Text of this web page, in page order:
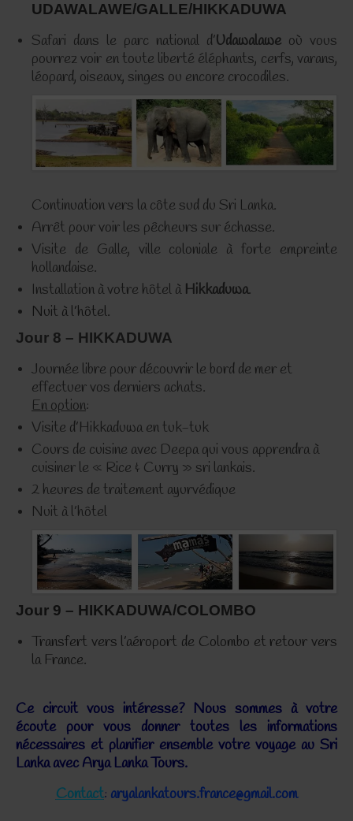
UDAWALAWE/GALLE/HIKKADUWA
Safari dans le parc national d’Udawalawe où vous
pourrez voir en toute liberté éléphants, cerfs, varans,
léopard, oiseaux, singes ou encore crocodiles.
Continuation vers la côte sud du Sri Lanka.
Arrêt pour voir les pêcheurs sur échasse.
Visite de Galle, ville coloniale à forte empreinte
hollandaise.
Installation à votre hôtel à Hikkaduwa.
Nuit à l’hôtel.
Jour 8 – HIKKADUWA
Journée libre pour découvrir le bord de mer et
effectuer vos derniers achats.
En option:
Visite d’Hikkaduwa en tuk-tuk
Cours de cuisine avec Deepa qui vous apprendra à
cuisiner le « Rice & Curry » sri lankais.
2 heures de traitement ayurvédique
Nuit à l’hôtel
Jour 9 – HIKKADUWA/COLOMBO
Transfert vers l’aéroport de Colombo et retour vers
la France.
Ce circuit vous intéresse? Nous sommes à votre
écoute pour vous donner toutes les informations
nécessaires et planifier ensemble votre voyage au Sri
Lanka avec Arya Lanka Tours.
Contact: aryalankatours.france@gmail.com